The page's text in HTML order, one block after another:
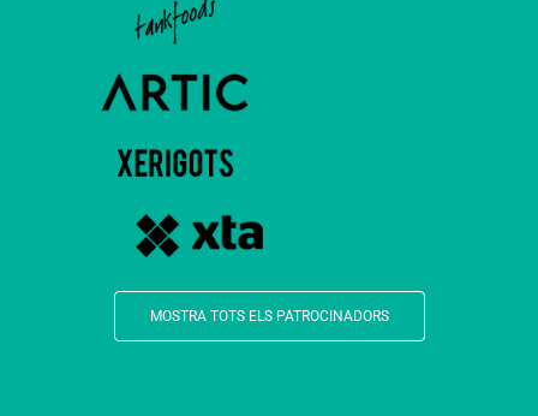
MOSTRA TOTS ELS PATROCINADORS